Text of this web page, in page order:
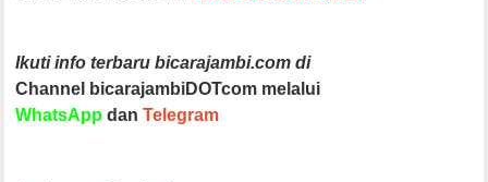
Ikuti info terbaru bicarajambi.com di
Channel bicarajambiDOTcom melalui
WhatsApp danTelegram